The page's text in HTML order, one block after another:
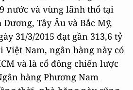
nước và vùng lãnh thổ tại
Tây Âu và Bắc Mỹ,
31/3/2015 đạt gần 313,6 tỷ
Việt Nam, ngân hàng này có
và là cổ đông chiến lược
hàng Phương Nam